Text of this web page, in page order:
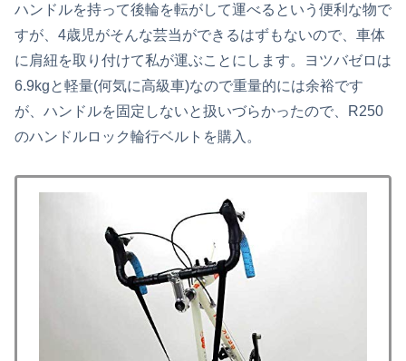
ハンドルを持って後輪を転がして運べるという便利な物で
すが、4歳児がそんな芸当ができるはずもないので、車体
に肩紐を取り付けて私が運ぶことにします。ヨツバゼロは
6.9kgと軽量(何気に高級車)なので重量的には余裕です
が、ハンドルを固定しないと扱いづらかったので、R250
のハンドルロック輪行ベルトを購入。